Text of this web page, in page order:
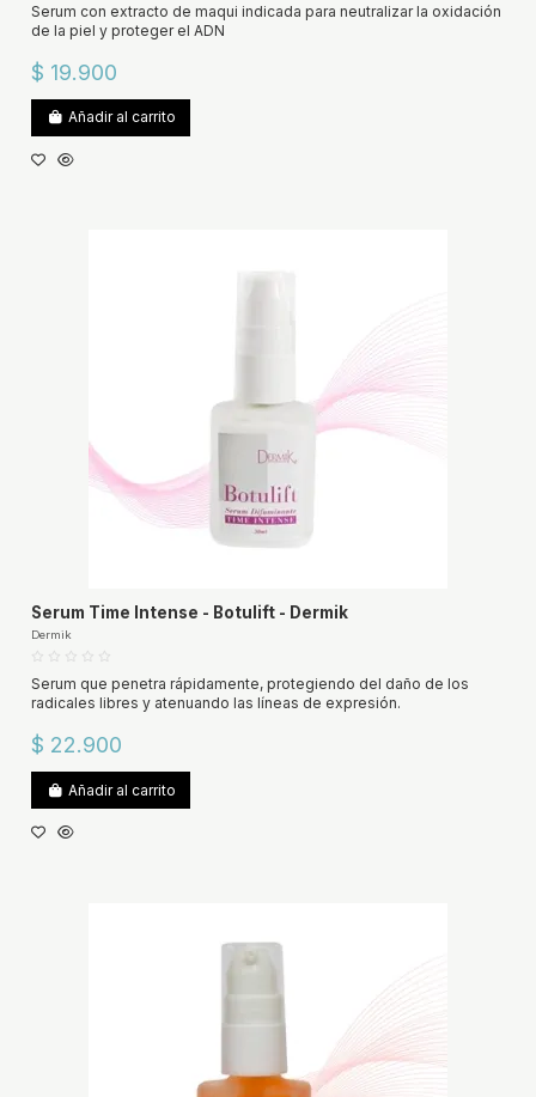
Serum con extracto de maqui indicada para neutralizar la oxidación
de la piel y proteger el ADN
$ 19.900
Añadir al carrito
Serum Time Intense - Botulift - Dermik
Dermik
Serum que penetra rápidamente, protegiendo del daño de los
radicales libres y atenuando las líneas de expresión.
$ 22.900
Añadir al carrito